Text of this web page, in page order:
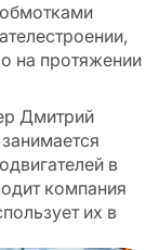
на протяжении
Дмитрий
в
компания
их в